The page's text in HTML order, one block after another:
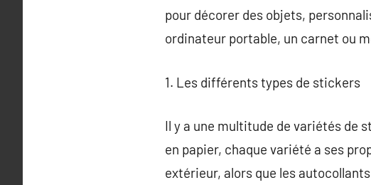
pour décorer des objets,
ordinateur portable, un carnet ou
1. Les différents types de stickers
Il y a une multitude de variétés de
en papier, chaque variété a ses
extérieur, alors que les